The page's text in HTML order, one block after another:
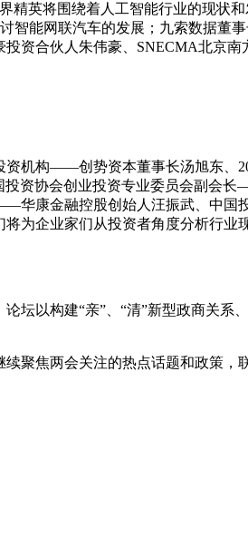
精英将围绕着人工智能行业的现状
智能网联汽车的发展；九索数据董
资合伙人朱伟豪、SNECMA北京南
资机构——创势资本董事长汤旭东、
资协会创业投资专业委员会副会
康金融控股创始人汪振武、中国
为企业家们从投资者角度分析行业
坛以构建“亲”、“清”新型政商关系
聚焦两会关注的热点话题和政策，